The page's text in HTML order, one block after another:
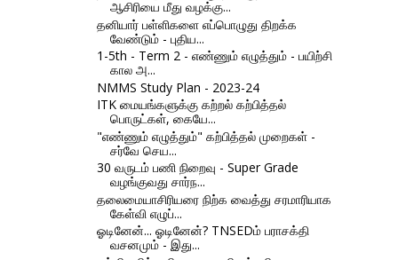
ஆசிரியை மீது வழக்கு...
தனியார் பள்ளிகளை எப்பொழுது திறக்க
வேண்டும் - புதிய...
1-5th - Term 2 - எண்ணும் எழுத்தும் - பயிற்சி
கால அ...
NMMS Study Plan - 2023-24
ITK மையங்களுக்கு கற்றல் கற்பித்தல்
பொருட்கள், கையே...
"எண்ணும் எழுத்தும்" கற்பித்தல் முறைகள் -
சர்வே செய...
30 வருடம் பணி நிறைவு - Super Grade
வழங்குவது சார்ந...
தலைமையாசிரியரை நிற்க வைத்து சரமாரியாக
கேள்வி எழுப்...
ஓடினேன்... ஓடினேன்? TNSEDம் பராசக்தி
வசனமும் - இது...